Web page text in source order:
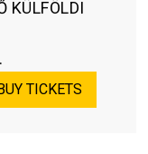
KÜLFÖLDI
BUY TICKETS